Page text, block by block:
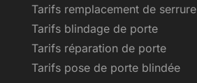
Tarifs remplacement de serrure
Tarifs blindage de porte
Tarifs réparation de porte
Tarifs pose de porte blindée